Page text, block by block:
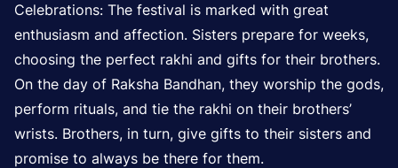
Celebrations: The festival is marked with great
enthusiasm and affection. Sisters prepare for weeks,
choosing the perfect rakhi and gifts for their brothers.
On the day of Raksha Bandhan, they worship the gods,
perform rituals, and tie the rakhi on their brothers’
wrists. Brothers, in turn, give gifts to their sisters and
promise to always be there for them.